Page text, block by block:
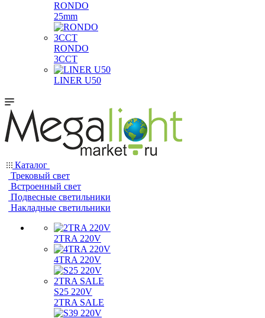
RONDO
25mm
RONDO
3CCT
LINER U50
Каталог
Трековый свет
Встроенный свет
Подвесные светильники
Накладные светильники
2TRA 220V
4TRA 220V
S25 220V
2TRA SALE